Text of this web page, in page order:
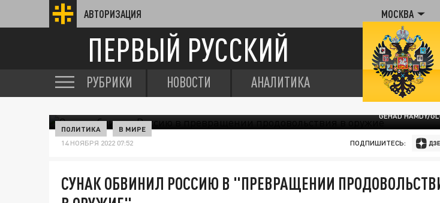
АВТОРИЗАЦИЯ МОСКВА
ПЕРВЫЙ РУССКИЙ
РУБРИКИ НОВОСТИ АНАЛИТИКА
GEHAD HAMDY/
ПОЛИТИКА В МИРЕ
14 НОЯБРЯ 2022 07:52 ПОДПИШИТЕСЬ:
СУНАК ОБВИНИЛ РОССИЮ В "ПРЕВРАЩЕНИИ